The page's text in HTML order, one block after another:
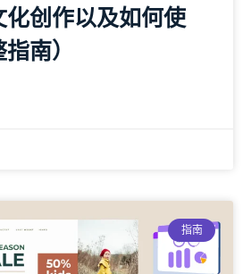
创作以及如何使
南）
指南